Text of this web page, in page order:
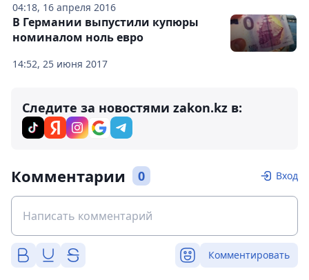
04:18, 16 апреля 2016
14:52, 25 июня 2017
В Германии выпустили купюры
номиналом ноль евро
Следите за новостями zakon.kz в:
Комментарии 0 Вход
Комментировать